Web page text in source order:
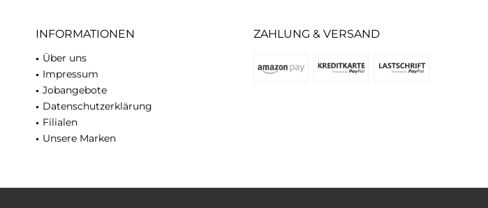
INFORMATIONEN
Über uns
Impressum
Jobangebote
Datenschutzerklärung
Filialen
Unsere Marken
ZAHLUNG & VERSAND